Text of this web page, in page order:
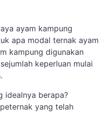
ayam kampung
apa modal ternak ayam
kampung digunakan
keperluan mulai
idealnya berapa?
yang telah